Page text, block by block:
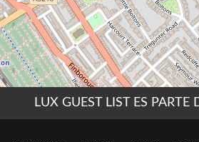
LUX GUEST LIST ES PARTE